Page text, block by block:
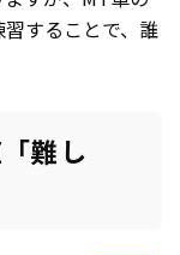
することで、誰
難し